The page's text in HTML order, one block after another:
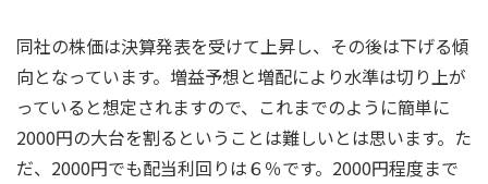
同社の株価は決算発表を受けて上昇し、その後は下げる傾
向となっています。増益予想と増配により水準は切り上が
っていると想定されますので、これまでのように簡単に
2000円の大台を割るということは難しいとは思います。た
だ、2000円でも配当利回りは６％です。2000円程度まで